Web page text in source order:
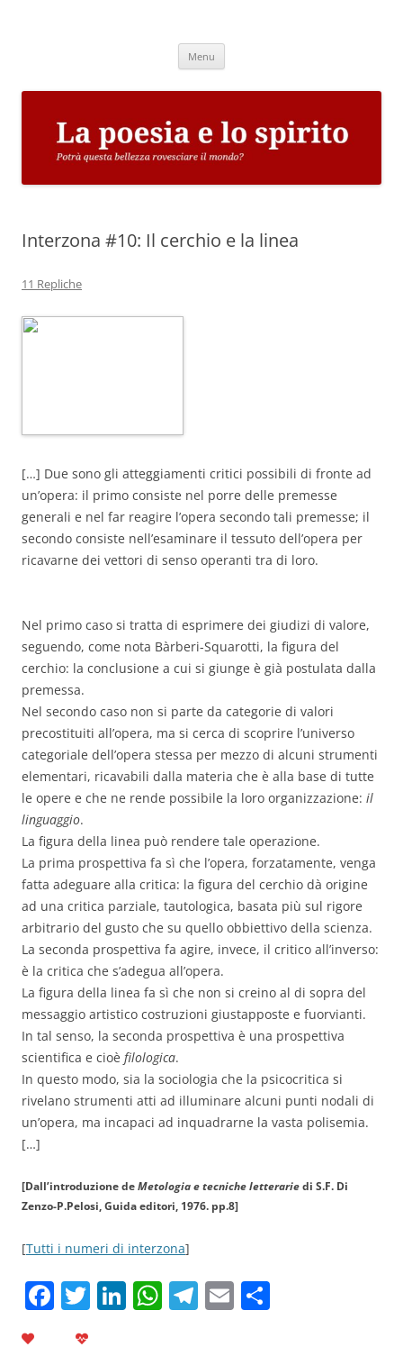
Menu
Interzona #10: Il cerchio e la linea
11 Repliche
[…] Due sono gli atteggiamenti critici possibili di fronte ad
un’opera: il primo consiste nel porre delle premesse
generali e nel far reagire l’opera secondo tali premesse; il
secondo consiste nell’esaminare il tessuto dell’opera per
ricavarne dei vettori di senso operanti tra di loro.
Nel primo caso si tratta di esprimere dei giudizi di valore,
seguendo, come nota Bàrberi-Squarotti, la figura del
cerchio: la conclusione a cui si giunge è già postulata dalla
premessa.
Nel secondo caso non si parte da categorie di valori
precostituiti all’opera, ma si cerca di scoprire l’universo
categoriale dell’opera stessa per mezzo di alcuni strumenti
elementari, ricavabili dalla materia che è alla base di tutte
le opere e che ne rende possibile la loro organizzazione: il
linguaggio.
La figura della linea può rendere tale operazione.
La prima prospettiva fa sì che l’opera, forzatamente, venga
fatta adeguare alla critica: la figura del cerchio dà origine
ad una critica parziale, tautologica, basata più sul rigore
arbitrario del gusto che su quello obbiettivo della scienza.
La seconda prospettiva fa agire, invece, il critico all’inverso:
è la critica che s’adegua all’opera.
La figura della linea fa sì che non si creino al di sopra del
messaggio artistico costruzioni giustapposte e fuorvianti.
In tal senso, la seconda prospettiva è una prospettiva
scientifica e cioè filologica.
In questo modo, sia la sociologia che la psicocritica si
rivelano strumenti atti ad illuminare alcuni punti nodali di
un’opera, ma incapaci ad inquadrarne la vasta polisemia.
[…]
[Dall’introduzione deMetologia e tecnicheletterariedi S.F. Di
Zenzo-P.Pelosi, Guida editori, 1976. pp.8]
[Tutti i numeri di interzona]
F T Li W T E